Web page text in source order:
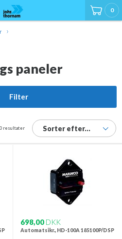
0
paneler
Filter
Sorter efter...
resultater
698,00 DKK
Automatsikr., HD-100A 185100P/DSP